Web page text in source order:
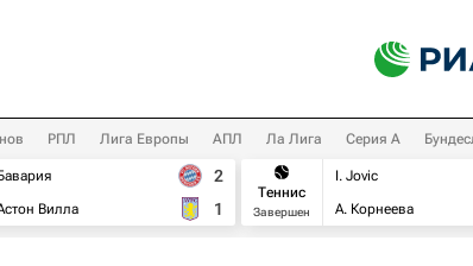
РПЛ Лига Европы АПЛ Ла Лига Серия А
Вилла
2
1
Теннис
Завершен
I. Jovic
А. Корнеева